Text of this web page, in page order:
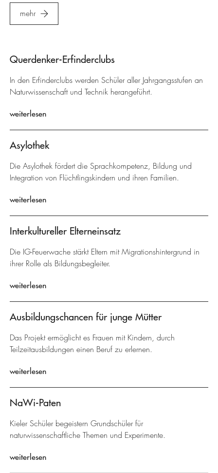
mehr
Querdenker-Erfinderclubs
In den Erfinderclubs werden Schüler aller Jahrgangsstufen an
Naturwissenschaft und Technik herangeführt.
weiterlesen
Asylothek
Die Asylothek fördert die Sprachkompetenz, Bildung und
Integration von Flüchtlingskindern und ihren Familien.
weiterlesen
Interkultureller Elterneinsatz
Die IG-Feuerwache stärkt Eltern mit Migrationshintergrund in
ihrer Rolle als Bildungsbegleiter.
weiterlesen
Ausbildungschancen für junge Mütter
Das Projekt ermöglicht es Frauen mit Kindern, durch
Teilzeitausbildungen einen Beruf zu erlernen.
weiterlesen
NaWi-Paten
Kieler Schüler begeistern Grundschüler für
naturwissenschaftliche Themen und Experimente.
weiterlesen